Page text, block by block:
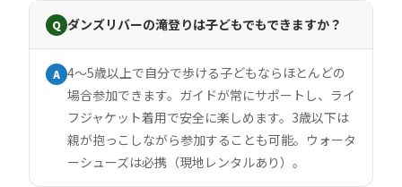
Q ダンズリバーの滝登りは子どもでもできますか？
A 4〜5歳以上で自分で歩ける子どもならほとんどの
場合参加できます。ガイドが常にサポートし、ライ
フジャケット着用で安全に楽しめます。3歳以下は
親が抱っこしながら参加することも可能。ウォータ
ーシューズは必携（現地レンタルあり）。